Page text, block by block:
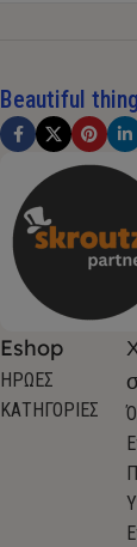
Beautiful
Eshop
ΗΡΩΕΣ
ΚΑΤΗΓΟΡΙΕΣ